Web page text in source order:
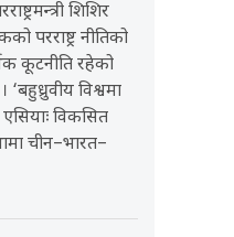
शिशिर
परराष्ट्र नीतिको
कूटनीति रहेको
विश्वमा
विकसित
चीन–भारत–